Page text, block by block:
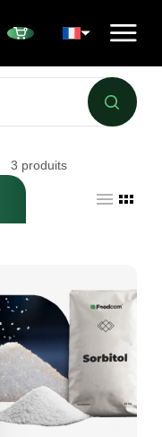
3 produits